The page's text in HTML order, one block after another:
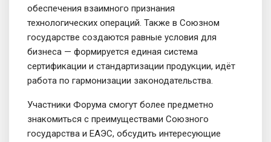
обеспечения взаимного признания
технологических операций. Также в Союзном
государстве создаются равные условия для
бизнеса — формируется единая система
сертификации и стандартизации продукции, идёт
работа по гармонизации законодательства.
Участники Форума смогут более предметно
знакомиться с преимуществами Союзного
государства и ЕАЭС, обсудить интересующие